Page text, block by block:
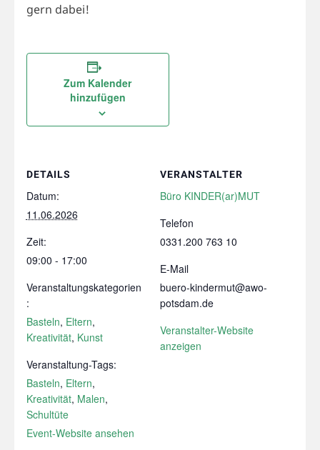
gern dabei!
Zum Kalender
hinzufügen
DETAILS
Datum:
11.06.2026
Zeit:
09:00 - 17:00
Veranstaltungskategorien
:
Basteln, Eltern,
Kreativität, Kunst
Veranstaltung-Tags:
Basteln, Eltern,
Kreativität, Malen,
Schultüte
Event-Website ansehen
VERANSTALTER
Büro KINDER(ar)MUT
Telefon
0331.200 763 10
E-Mail
buero-kindermut@awo-
potsdam.de
Veranstalter-Website
anzeigen